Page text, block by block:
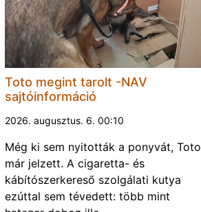
Toto megint tarolt -NAV
sajtóinformáció
2026. augusztus. 6. 00:10
Még ki sem nyitották a ponyvát, Toto
már jelzett. A cigaretta- és
kábítószerkereső szolgálati kutya
ezúttal sem tévedett: több mint